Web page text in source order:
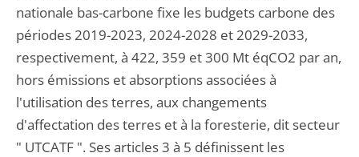
nationale bas-carbone fixe les budgets carbone des
périodes 2019-2023, 2024-2028 et 2029-2033,
respectivement, à 422, 359 et 300 Mt éqCO2 par an,
hors émissions et absorptions associées à
l'utilisation des terres, aux changements
d'affectation des terres et à la foresterie, dit secteur
" UTCATF ". Ses articles 3 à 5 définissent les